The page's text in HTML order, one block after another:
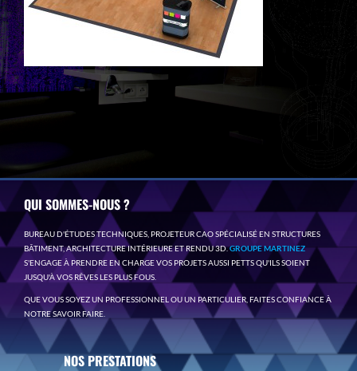
QUI SOMMES-NOUS ?
BUREAU D'ÉTUDES TECHNIQUES, PROJETEUR CAO SPÉCIALISÉ EN STRUCTURES
BÂTIMENT, ARCHITECTURE INTÉRIEURE ET RENDU 3D.GROUPE MARTINEZ
S'ENGAGE À PRENDRE EN CHARGE VOS PROJETS AUSSI PETTS QU'ILS SOIENT
JUSQU'À VOS RÊVES LES PLUS FOUS.
QUE VOUS SOYEZ UN PROFESSIONNEL OU UN PARTICULIER, FAITES CONFIANCE À
NOTRE SAVOIR FAIRE.
NOS PRESTATIONS